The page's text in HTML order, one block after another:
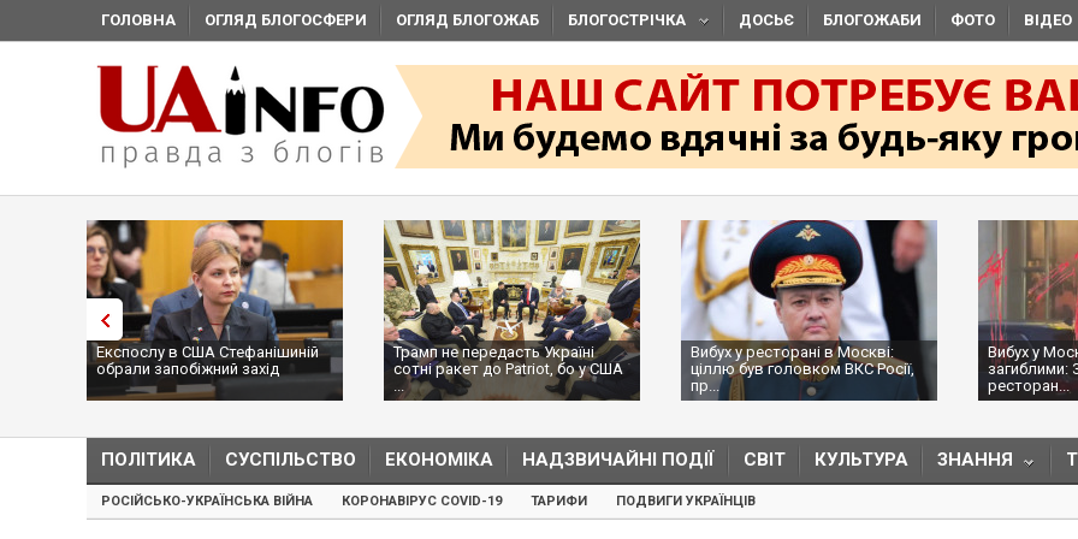
ГОЛОВНА ОГЛЯД БЛОГОСФЕРИ ОГЛЯД БЛОГОЖАБ БЛОГОСТРІЧКА ДОСЬЄ БЛОГОЖАБИ ФОТО ВІДЕО
Експослу в США Стефанішиній
обрали запобіжний захід
Трамп не передасть Україні
сотні ракет до Patriot, бо у США
...
Вибух у ресторані в Москві:
ціллю був головком ВКС Росії,
пр...
Вибух у
загиблими:
ресторан...
ПОЛІТИКА СУСПІЛЬСТВО ЕКОНОМІКА НАДЗВИЧАЙНІ ПОДІЇ СВІТ КУЛЬТУРА ЗНАННЯ
РОСІЙСЬКО-УКРАЇНСЬКА ВІЙНА КОРОНАВІРУС COVID-19 ТАРИФИ ПОДВИГИ УКРАЇНЦІВ